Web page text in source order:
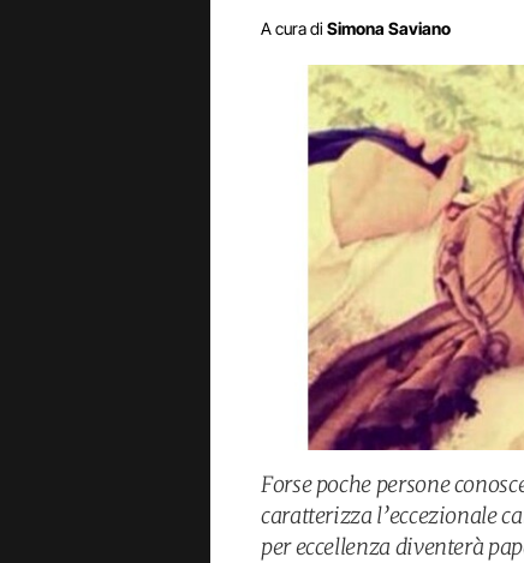
A cura di Simona Saviano
Forse poche persone
caratterizza l’eccezionale
per eccellenza diventerà